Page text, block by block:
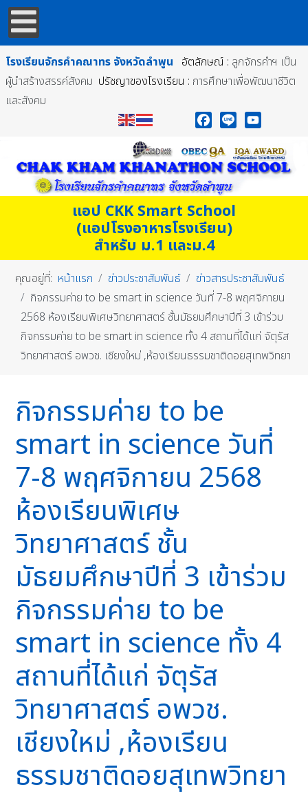
โรงเรียนจักรคำคณาทร จังหวัดลำพูน อัตลักษณ์ : ลูกจักรคำฯ เป็น
ผู้นำสร้างสรรค์สังคม ปรัชญาของโรงเรียน : การศึกษาเพื่อพัฒนาชีวิต
และสังคม
แอป CKK Smart School
(แอปโรงอาหารโรงเรียน)
สำหรับ ม.1 และม.4
คุณอยู่ที่: หน้าแรก ข่าวประชาสัมพันธ์
ข่าวสารประชาสัมพันธ์
กิจกรรมค่าย to be smart in science วันที่ 7-8 พฤศจิกายน
2568 ห้องเรียนพิเศษวิทยาศาสตร์ ชั้นมัธยมศึกษาปีที่ 3 เข้าร่วม
กิจกรรมค่าย to be smart in science ทั้ง 4 สถานที่ได้แก่ จัตุรัส
วิทยาศาสตร์ อพวช. เชียงใหม่ ,ห้องเรียนธรรมชาติดอยสุเทพวิทยา
กิจกรรมค่าย to be
smart in science วันที่
7-8 พฤศจิกายน 2568
ห้องเรียนพิเศษ
วิทยาศาสตร์ ชั้น
มัธยมศึกษาปีที่ 3 เข้าร่วม
กิจกรรมค่าย to be
smart in science ทั้ง 4
สถานที่ได้แก่ จัตุรัส
วิทยาศาสตร์ อพวช.
เชียงใหม่ ,ห้องเรียน
ธรรมชาติดอยสุเทพวิทยา